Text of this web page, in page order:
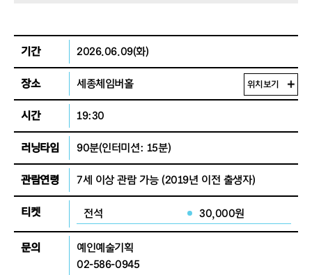
기간 2026.06.09(화)
장소 세종체임버홀 위치보기
시간 19:30
러닝타임 90분(인터미션: 15분)
관람연령 7세 이상 관람 가능(2019년 이전 출생자)
티켓 전석 30,000원
문의
예인예술기획
02-586-0945